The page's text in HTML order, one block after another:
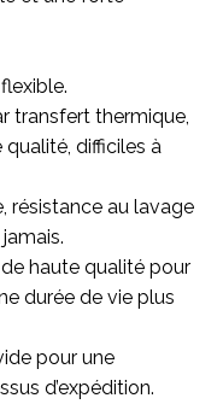
transfert thermique,
difficiles à
résistance au lavage
haute qualité pour
durée de vie plus
pour une
d’expédition.